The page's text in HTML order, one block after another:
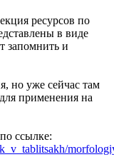
ресурсов по
в виде
запомнить и
но уже сейчас там
применения на
ссылке: